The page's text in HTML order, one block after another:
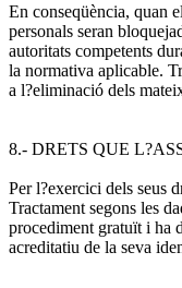
En conseqüència, quan
personals seran
autoritats competents
la normativa aplicable.
a l?eliminació dels
8.- DRETS QUE
Per l?exercici dels seus
Tractament segons les
procediment gratuït i ha
acreditatiu de la seva